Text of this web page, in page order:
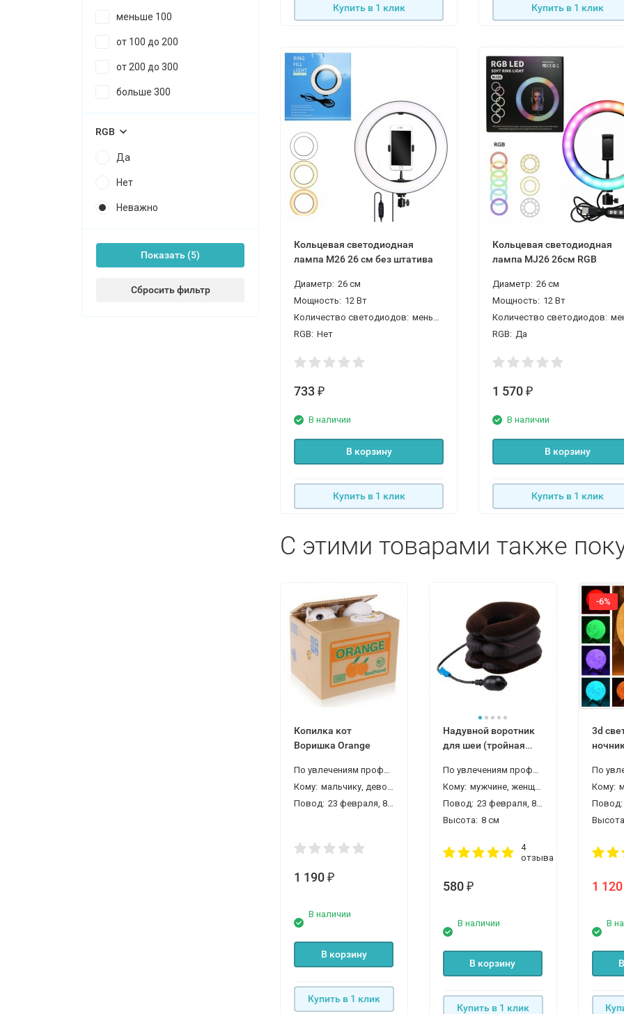
Купить в 1 клик Купить в 1 клик
Кольцевая светодиодная
лампа M26 26 см без штатива
Диаметр: 26 см
Мощность: 12 Вт
Количество светодиодов: меньше 100
RGB: Нет
733 ₽
В наличии
В корзину
Купить в 1 клик
Кольцевая светодиодная
лампа MJ26 26см RGB
Диаметр: 26 см
Мощность: 12 Вт
Количество светодиодов:
RGB: Да
1 570 ₽
В наличии
В корзину
Купить в 1 клик
С этими товарами также
Копилка кот
Воришка Orange
воспитателю
Кому: мальчику, девочке, дочке, внуку, внучке, подруге
Повод: 23 февраля, 8 марта, день рождения, новый год
1 190 ₽
В наличии
В корзину
Купить в 1 клик
Надувной воротник
для шеи (тройная
при остеохондрозе
врачу,
Кому: мужчине, женщине, жене, папе (отцу), дедушке, бабушке
Повод: 23 февраля, 8 марта, день рождения, новый год
Высота: 8 см
4
отзыва
580 ₽
В наличии
В корзину
Купить в 1 клик
-6%
3d
Кому:
Повод:
1
В
меньше 100
от 100 до 200
от 200 до 300
больше 300
RGB
Да
Нет
Неважно
Показать
Сбросить фильтр